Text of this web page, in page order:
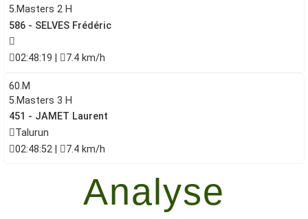
5.Masters 2 H
586 - SELVES Frédéric
02:48:19 | 7.4 km/h
60.M
5.Masters 3 H
451 - JAMET Laurent
Talurun
02:48:52 |
7.4 km/h
Analyse